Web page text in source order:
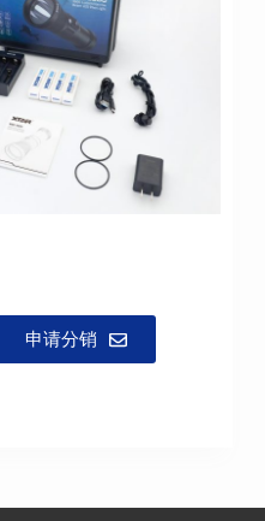
申请分销